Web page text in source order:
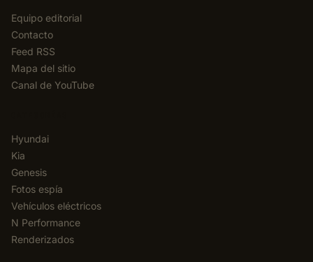
Equipo editorial
Contacto
Feed RSS
Mapa del sitio
Canal de YouTube
Hyundai
Kia
Genesis
Fotos espía
Vehículos eléctricos
N Performance
Renderizados